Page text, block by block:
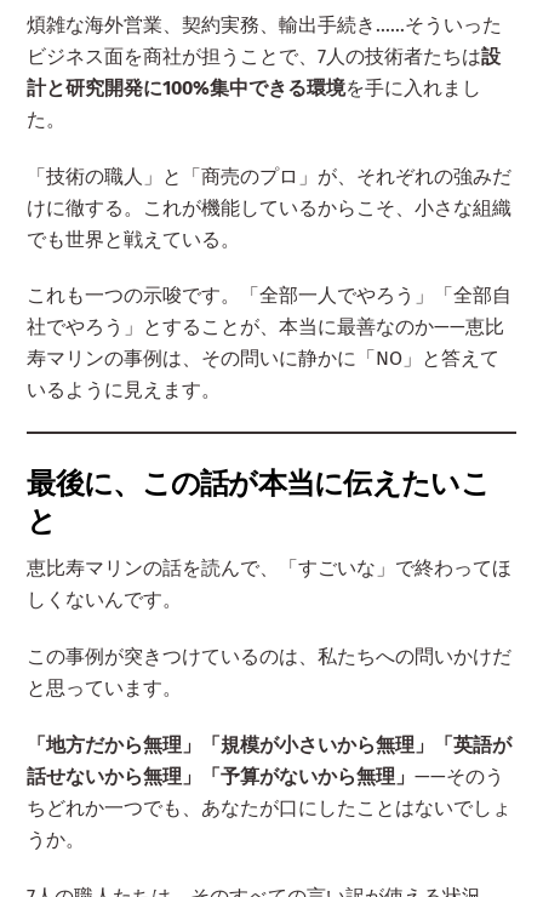
煩雑な海外営業、契約実務、輸出手続き……そういった
ビジネス面を商社が担うことで、7人の技術者たちは設
計と研究開発に100%集中できる環境を手に入れまし
た。
「技術の職人」と「商売のプロ」が、それぞれの強みだ
けに徹する。これが機能しているからこそ、小さな組織
でも世界と戦えている。
これも一つの示唆です。「全部一人でやろう」「全部自
社でやろう」とすることが、本当に最善なのか——恵比
寿マリンの事例は、その問いに静かに「NO」と答えて
いるように見えます。
最後に、この話が本当に伝えたいこ
と
恵比寿マリンの話を読んで、「すごいな」で終わってほ
しくないんです。
この事例が突きつけているのは、私たちへの問いかけだ
と思っています。
「地方だから無理」「規模が小さいから無理」「英語が
話せないから無理」「予算がないから無理」——そのう
ちどれか一つでも、あなたが口にしたことはないでしょ
うか。